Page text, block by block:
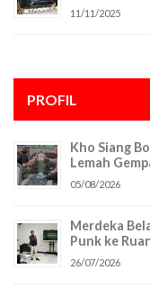
11/11/2025
PROFIL
Kho Siang
Lemah
05/08/2026
Merdeka
Punk ke
26/07/2026